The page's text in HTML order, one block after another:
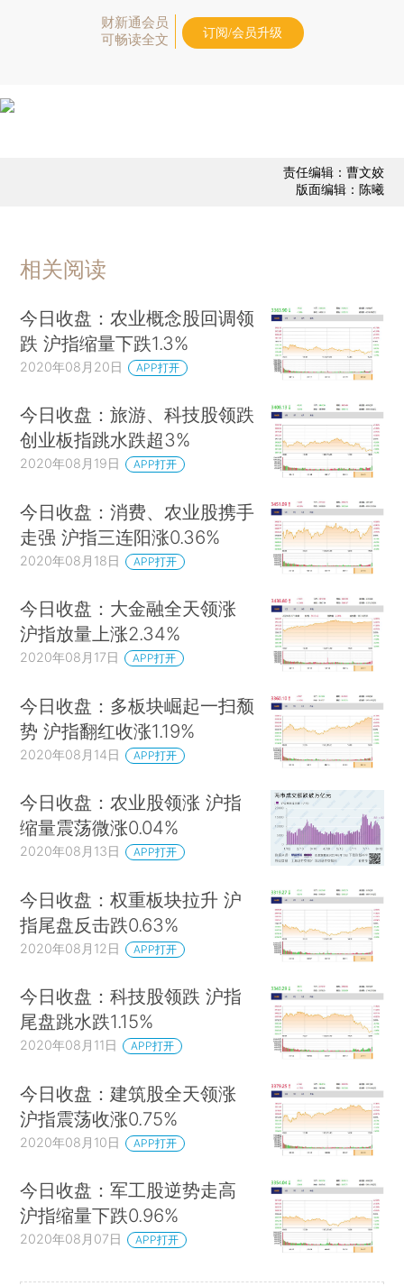
财新通会员
可畅读全文
订阅/会员升级
责任编辑：曹文姣
版面编辑：陈曦
相关阅读
今日收盘：农业概念股回调领
跌 沪指缩量下跌1.3%
2020年08月20日 APP打开
今日收盘：旅游、科技股领跌
创业板指跳水跌超3%
2020年08月19日 APP打开
今日收盘：消费、农业股携手
走强 沪指三连阳涨0.36%
2020年08月18日 APP打开
今日收盘：大金融全天领涨
沪指放量上涨2.34%
2020年08月17日 APP打开
今日收盘：多板块崛起一扫颓
势 沪指翻红收涨1.19%
2020年08月14日 APP打开
今日收盘：农业股领涨 沪指
缩量震荡微涨0.04%
2020年08月13日 APP打开
今日收盘：权重板块拉升 沪
指尾盘反击跌0.63%
2020年08月12日 APP打开
今日收盘：科技股领跌 沪指
尾盘跳水跌1.15%
2020年08月11日 APP打开
今日收盘：建筑股全天领涨
沪指震荡收涨0.75%
2020年08月10日 APP打开
今日收盘：军工股逆势走高
沪指缩量下跌0.96%
2020年08月07日 APP打开